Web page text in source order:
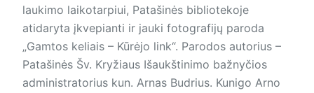
laukimo laikotarpiui, Patašinės bibliotekoje
atidaryta įkvepianti ir jauki fotografijų paroda
„Gamtos keliais – Kūrėjo link“. Parodos autorius –
Patašinės Šv. Kryžiaus Išaukštinimo bažnyčios
administratorius kun. Arnas Budrius. Kunigo Arno